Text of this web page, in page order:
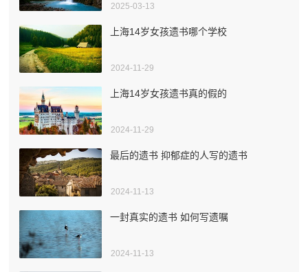
2025-03-13
上海14岁女孩遗书哪个学校
2024-11-29
上海14岁女孩遗书真的假的
2024-11-29
最后的遗书 抑郁症的人写的遗书
2024-11-13
一封真实的遗书 如何写遗嘱
2024-11-13